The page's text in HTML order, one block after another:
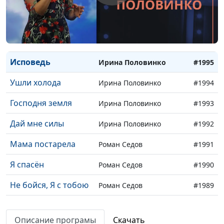
Облекаюсь Тобой #1998
Подними меня Ирина Половинко #1997
Исповедь Ирина Половинко #1995
Ушли холода Ирина Половинко #1994
Господня земля Ирина Половинко #1993
Дай мне силы Ирина Половинко #1992
Мама постарела Роман Седов #1991
Я спасён Роман Седов #1990
Не бойся, Я с тобою Роман Седов #1989
Описание програмы Скачать